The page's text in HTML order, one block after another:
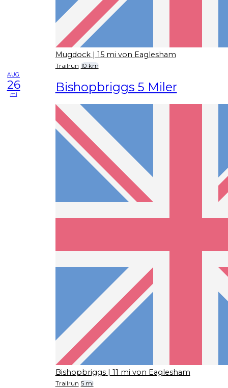
Mugdock | 15 mi von Eaglesham
Trailrun 10 km
AUG
26
mi Bishopbriggs 5 Miler
Bishopbriggs | 11 mi von Eaglesham
Trailrun 5 mi